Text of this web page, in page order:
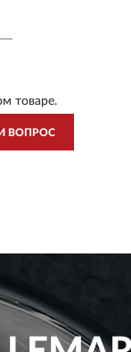
товаре.
ВОПРОС